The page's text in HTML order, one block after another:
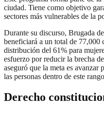
ciudad. Tiene como objetivo
sectores más vulnerables de la
Durante su discurso, Brugada
beneficiará a un total de 77,000
distribución del 61% para
esfuerzo por reducir la brecha
aseguró que la meta es avanzar
las personas dentro de este
Derecho